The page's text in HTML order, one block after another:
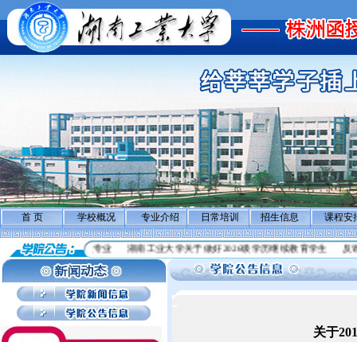
首 页 学校概况 专业介绍 日常培训 招生信息 课程安
历继续教育招生专业 湖南工业大学关于做好2026级学历继续教育学生 反诈骗
关于